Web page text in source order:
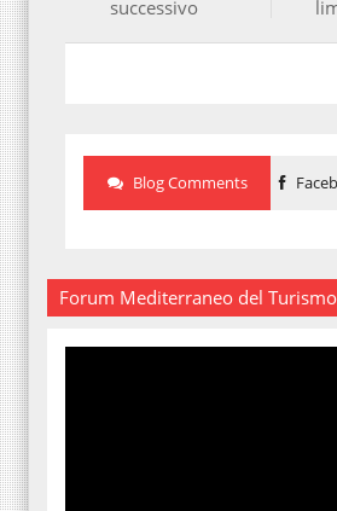
successivo
Blog Comments
Forum Mediterraneo del